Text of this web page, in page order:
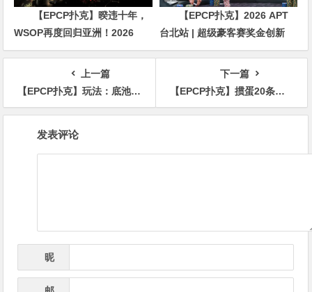
【EPCP扑克】暌违十年，
WSOP再度回归亚洲！2026
APL济州站6月19-28日盛大登
【EPCP扑克】2026 APT
台北站 | 超级豪客赛奖金创新
高，美国选手Ethan
“Rampage” Yau领跑全场！
上一篇
【EPCP扑克】玩法：底池超800万但牌面很湿，他QQ中三条河牌是跟是弃？
下一篇
【EPCP扑克】掼蛋20条制胜之道：掌握关键技巧，助您成为牌桌霸主！
发表评论
昵
*